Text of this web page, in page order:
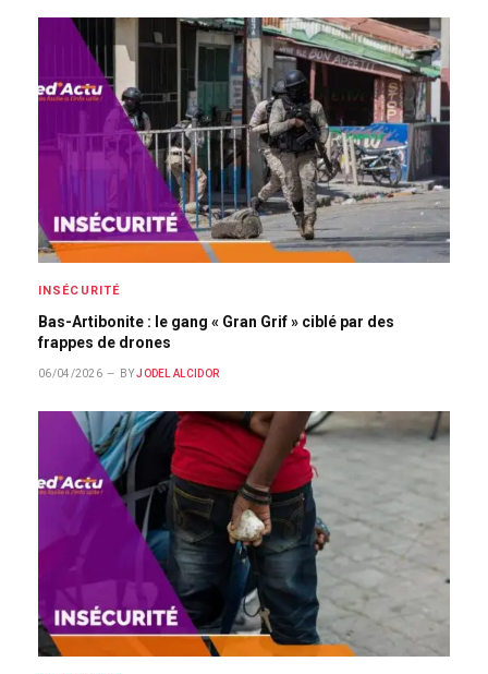
INSÉCURITÉ
Bas-Artibonite : le gang « Gran Grif » ciblé par des
frappes de drones
06/04/2026 BY JODEL ALCIDOR